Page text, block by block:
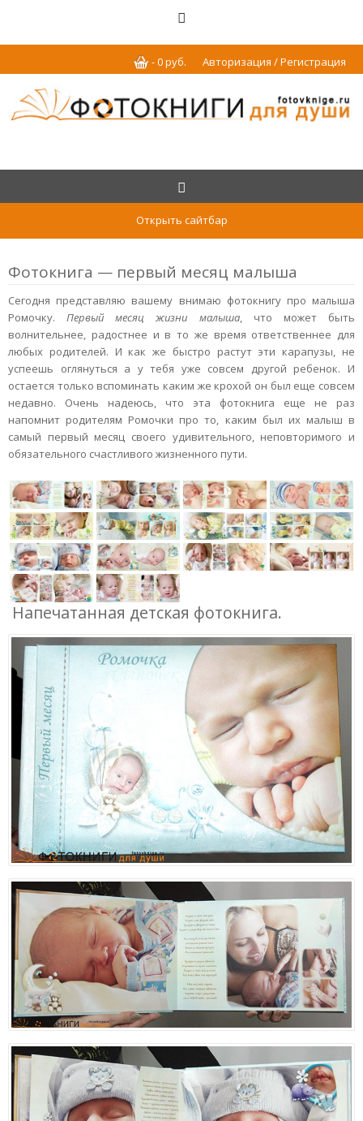
Авторизация / Регистрация
-0руб.
Открыть сайтбар
Фотокнига — первый месяц малыша
Сегодня представляю вашему внимаю фотокнигу про малыша
Ромочку.Первый месяц жизни малыша, что может быть
волнительнее, радостнее и в то же время ответственнее для
любых родителей. И как же быстро растут эти карапузы, не
успеешь оглянуться а у тебя уже совсем другой ребенок. И
остается только вспоминать каким же крохой он был еще совсем
недавно. Очень надеюсь, что эта фотокнига еще не раз
напомнит родителям Ромочки про то, каким был их малыш в
самый первый месяц своего удивительного, неповторимого и
обязательного счастливого жизненного пути.
Напечатанная детская фотокнига.